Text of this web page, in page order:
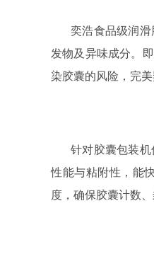
奕浩食品级润
发物及异味成分。
染胶囊的风险，完
针对胶囊包装
性能与粘附性，能
度，确保胶囊计数